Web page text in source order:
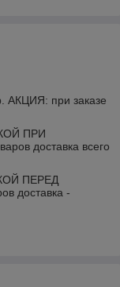
АКЦИЯ: при заказе
ПРИ
доставка всего
ПЕРЕД
доставка -